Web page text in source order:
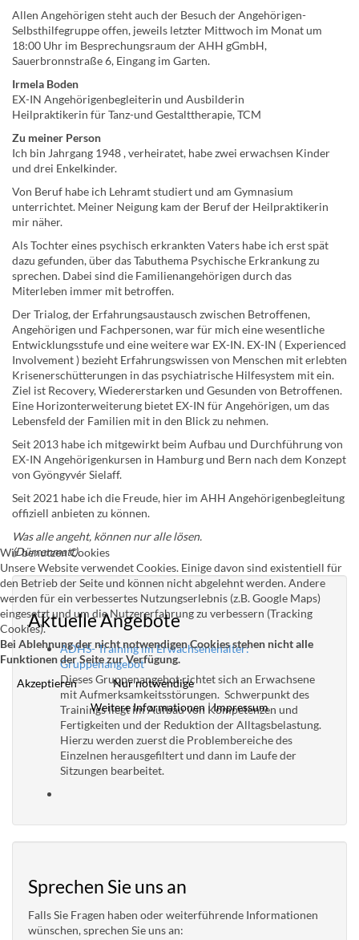
Allen Angehörigen steht auch der Besuch der Angehörigen-
Selbsthilfegruppe offen, jeweils letzter Mittwoch im Monat um
18:00 Uhr im Besprechungsraum der AHH gGmbH,
Sauerbronnstraße 6, Eingang im Garten.
Irmela Boden
EX-IN Angehörigenbegleiterin und Ausbilderin
Heilpraktikerin für Tanz-und Gestalttherapie, TCM
Zu meiner Person
Ich bin Jahrgang 1948 , verheiratet, habe zwei erwachsen Kinder
und drei Enkelkinder.
Von Beruf habe ich Lehramt studiert und am Gymnasium
unterrichtet. Meiner Neigung kam der Beruf der Heilpraktikerin
mir näher.
Als Tochter eines psychisch erkrankten Vaters habe ich erst spät
dazu gefunden, über das Tabuthema Psychische Erkrankung zu
sprechen. Dabei sind die Familienangehörigen durch das
Miterleben immer mit betroffen.
Der Trialog, der Erfahrungsaustausch zwischen Betroffenen,
Angehörigen und Fachpersonen, war für mich eine wesentliche
Entwicklungsstufe und eine weitere war EX-IN. EX-IN ( Experienced
Involvement ) bezieht Erfahrungswissen von Menschen mit erlebten
Krisenerschütterungen in das psychiatrische Hilfesystem mit ein.
Ziel ist Recovery, Wiedererstarken und Gesunden von Betroffenen.
Eine Horizonterweiterung bietet EX-IN für Angehörigen, um das
Lebensfeld der Familien mit in den Blick zu nehmen.
Seit 2013 habe ich mitgewirkt beim Aufbau und Durchführung von
EX-IN Angehörigenkursen in Hamburg und Bern nach dem Konzept
von Gyöngyvér Sielaff.
Seit 2021 habe ich die Freude, hier im AHH Angehörigenbegleitung
offiziell anbieten zu können.
Was alle angeht, können nur alle lösen.
(Dürrenmatt).
Aktuelle Angebote
ADHS- Training im Erwachsenenalter:
Gruppenangebot
Dieses Gruppenangebot richtet sich an Erwachsene
mit Aufmerksamkeitsstörungen. Schwerpunkt des
Trainings liegt im Aufbau von Kompetenzen und
Fertigkeiten und der Reduktion der Alltagsbelastung.
Hierzu werden zuerst die Problembereiche des
Einzelnen herausgefiltert und dann im Laufe der
Sitzungen bearbeitet.
Sprechen Sie uns an
Falls Sie Fragen haben oder weiterführende Informationen
wünschen, sprechen Sie uns an:
Wir benutzen Cookies
Unsere Website verwendet Cookies. Einige davon sind existentiell für
den Betrieb der Seite und können nicht abgelehnt werden. Andere
werden für ein verbessertes Nutzungserlebnis (z.B. Google Maps)
eingesetzt und um die Nutzererfahrung zu verbessern (Tracking
Cookies).
Bei Ablehnung der nicht notwendigen Cookies stehen nicht alle
Funktionen der Seite zur Verfügung.
Akzeptieren
Nur notwendige
Weitere Informationen |Impressum